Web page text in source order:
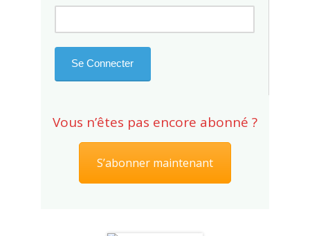
Vous n’êtes pas encore abonné ?
S’abonner maintenant